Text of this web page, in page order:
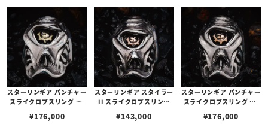
スターリンギア パンチャー
スライクロプスリング w/
¥176,000
スターリンギア スタイラー
II スライクロプスリング
¥143,000
スターリンギア パンチャー
スライクロプスリング w/
¥176,000